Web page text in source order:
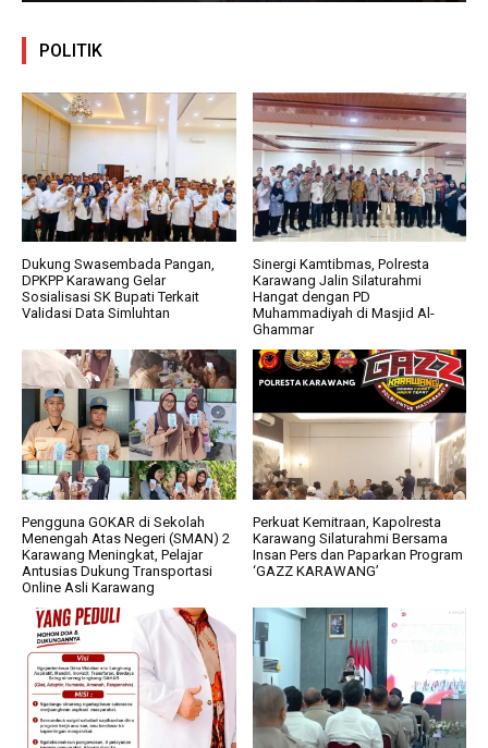
POLITIK
Dukung Swasembada Pangan,
DPKPP Karawang Gelar
Sosialisasi SK Bupati Terkait
Validasi Data Simluhtan
Sinergi Kamtibmas, Polresta
Karawang Jalin Silaturahmi
Hangat dengan PD
Muhammadiyah di Masjid Al-
Ghammar
Pengguna GOKAR di Sekolah
Menengah Atas Negeri (SMAN) 2
Karawang Meningkat, Pelajar
Antusias Dukung Transportasi
Online Asli Karawang
Perkuat Kemitraan, Kapolresta
Karawang Silaturahmi Bersama
Insan Pers dan Paparkan Program
‘GAZZ KARAWANG’